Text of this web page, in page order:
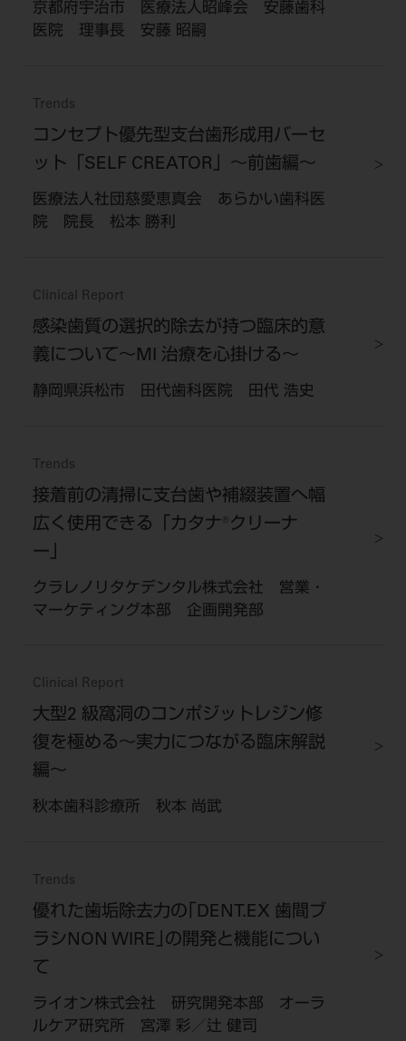
京都府宇治市 医療法人昭峰会 安藤歯科
医院 理事長 安藤 昭嗣
Trends
コンセプト優先型支台歯形成用バーセ
ット「SELF CREATOR」～前歯編～
医療法人社団慈愛恵真会 あらかい歯科医
院 院長 松本 勝利
Clinical Report
感染歯質の選択的除去が持つ臨床的意
義について～MI 治療を心掛ける～
静岡県浜松市 田代歯科医院 田代 浩史
Trends
接着前の清掃に支台歯や補綴装置へ幅
広く使用できる「カタナ®クリーナ
ー」
クラレノリタケデンタル株式会社 営業・
マーケティング本部 企画開発部
Clinical Report
大型2 級窩洞のコンポジットレジン修
復を極める～実力につながる臨床解説
編～
秋本歯科診療所 秋本 尚武
Trends
優れた歯垢除去力の｢DENT.EX 歯間ブ
ラシNON WIRE｣の開発と機能につい
て
ライオン株式会社 研究開発本部 オーラ
ルケア研究所 宮澤 彩／辻 健司